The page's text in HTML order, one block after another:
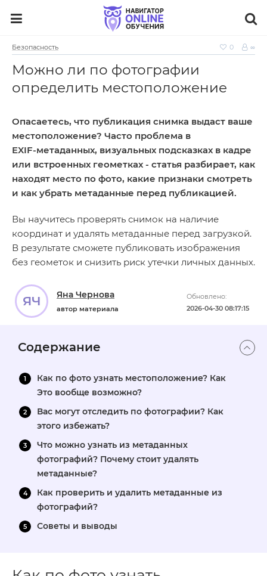
Безопасность 0 ∞
Можно ли по фотографии
определить местоположение
Опасаетесь, что публикация снимка выдаст ваше
местоположение? Часто проблема в
EXIF‑метаданных, визуальных подсказках в кадре
или встроенных геометках - статья разбирает, как
находят место по фото, какие признаки смотреть
и как убрать метаданные перед публикацией.
Вы научитесь проверять снимок на наличие
координат и удалять метаданные перед загрузкой.
В результате сможете публиковать изображения
без геометок и снизить риск утечки личных данных.
Обновлено:
2026-04-30 08:17:15
ЯЧ Яна Чернова
автор материала
Содержание
Как по фото узнать местоположение? Как
Это вообще возможно?
Вас могут отследить по фотографии? Как
этого избежать?
Что можно узнать из метаданных
фотографий? Почему стоит удалять
метаданные?
Как проверить и удалить метаданные из
фотографий?
Советы и выводы